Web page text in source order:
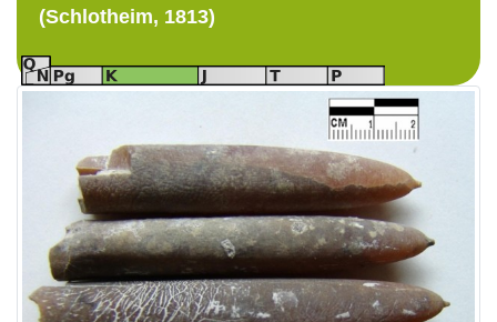
(Schlotheim, 1813)